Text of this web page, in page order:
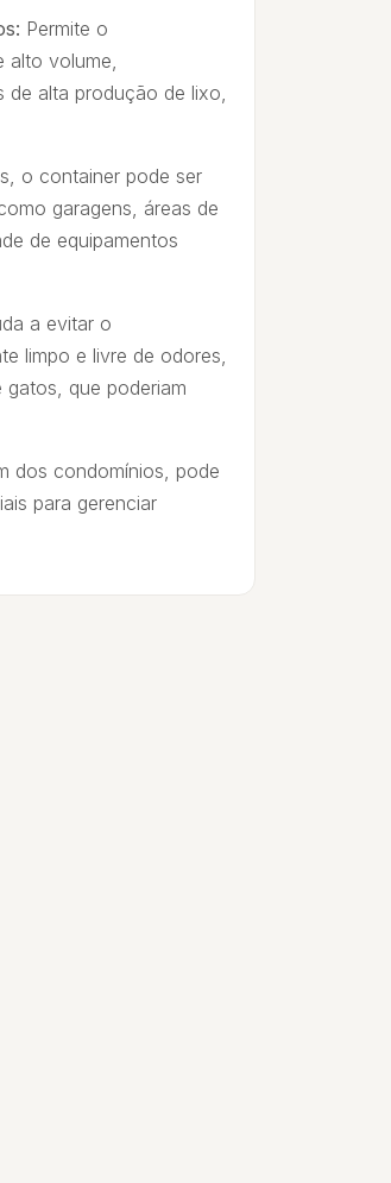
Permite o
alto volume,
de alta produção de lixo,
o container pode ser
garagens, áreas de
de equipamentos
a evitar o
limpo e livre de odores,
que poderiam
dos condomínios, pode
para gerenciar